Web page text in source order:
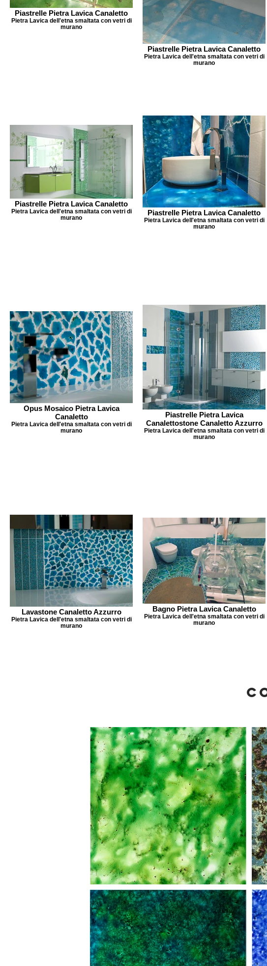
Piastrelle Pietra Lavica Canaletto
Pietra Lavica dell'etna smaltata con vetri di
murano
Piastrelle Pietra Lavica Canaletto
Pietra Lavica dell'etna smaltata con vetri di
murano
Piastrelle Pietra Lavica Canaletto
Pietra Lavica dell'etna smaltata con vetri di
murano
Piastrelle Pietra Lavica Canaletto
Pietra Lavica dell'etna smaltata con vetri di
murano
Opus Mosaico Pietra Lavica
Canaletto
Pietra Lavica dell'etna smaltata con vetri di
murano
Piastrelle Pietra Lavica
Canalettostone Canaletto Azzurro
Pietra Lavica dell'etna smaltata con vetri di
murano
Lavastone Canaletto Azzurro
Pietra Lavica dell'etna smaltata con vetri di
murano
Bagno Pietra Lavica Canaletto
Pietra Lavica dell'etna smaltata con vetri di
murano